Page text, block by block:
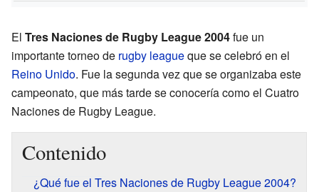
El Tres Naciones de Rugby League 2004fue un
importante torneo de rugby leagueque se celebró en el
Reino Unido. Fue la segunda vez que se organizaba este
campeonato, que más tarde se conocería como el Cuatro
Naciones de Rugby League.
Contenido
¿Qué fue el Tres Naciones de Rugby League 2004?